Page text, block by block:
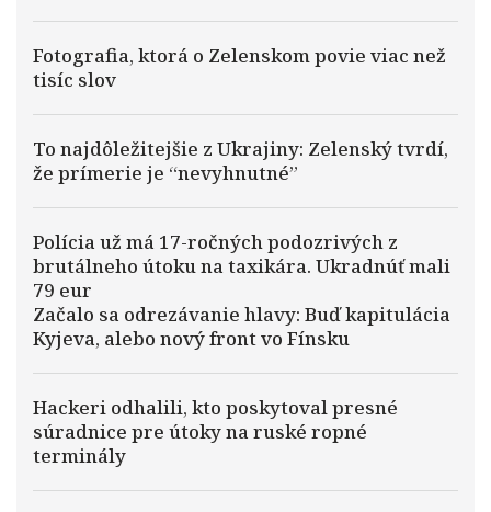
Fotografia, ktorá o Zelenskom povie viac než
tisíc slov
To najdôležitejšie z Ukrajiny: Zelenský tvrdí,
že prímerie je “nevyhnutné”
Polícia už má 17-ročných podozrivých z
brutálneho útoku na taxikára. Ukradnúť mali
79 eur
Začalo sa odrezávanie hlavy: Buď kapitulácia
Kyjeva, alebo nový front vo Fínsku
Hackeri odhalili, kto poskytoval presné
súradnice pre útoky na ruské ropné
terminály